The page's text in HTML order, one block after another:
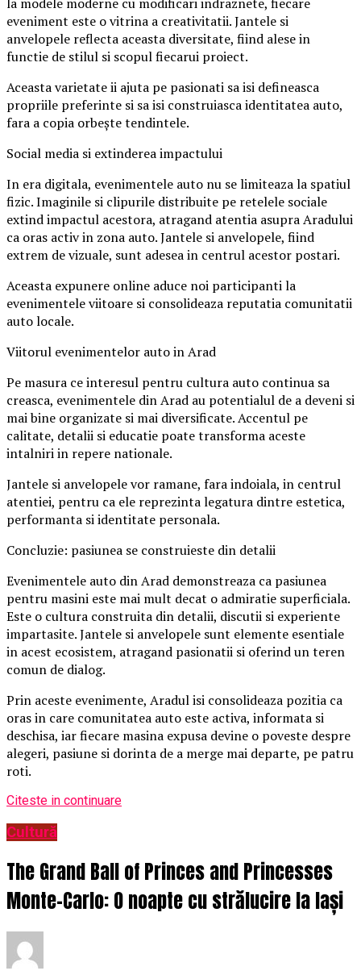
eveniment este o vitrina a creativitatii. Jantele si
anvelopele reflecta aceasta diversitate, fiind alese in
functie de stilul si scopul fiecarui proiect.
Aceasta varietate ii ajuta pe pasionati sa isi defineasca
propriile preferinte si sa isi construiasca identitatea auto,
fara a copia orbește tendintele.
Social media si extinderea impactului
In era digitala, evenimentele auto nu se limiteaza la spatiul
fizic. Imaginile si clipurile distribuite pe retelele sociale
extind impactul acestora, atragand atentia asupra Aradului
ca oras activ in zona auto. Jantele si anvelopele, fiind
extrem de vizuale, sunt adesea in centrul acestor postari.
Aceasta expunere online aduce noi participanti la
evenimentele viitoare si consolideaza reputatia comunitatii
auto locale.
Viitorul evenimentelor auto in Arad
Pe masura ce interesul pentru cultura auto continua sa
creasca, evenimentele din Arad au potentialul de a deveni si
mai bine organizate si mai diversificate. Accentul pe
calitate, detalii si educatie poate transforma aceste
intalniri in repere nationale.
Jantele si anvelopele vor ramane, fara indoiala, in centrul
atentiei, pentru ca ele reprezinta legatura dintre estetica,
performanta si identitate personala.
Concluzie: pasiunea se construieste din detalii
Evenimentele auto din Arad demonstreaza ca pasiunea
pentru masini este mai mult decat o admiratie superficiala.
Este o cultura construita din detalii, discutii si experiente
impartasite. Jantele si anvelopele sunt elemente esentiale
in acest ecosistem, atragand pasionatii si oferind un teren
comun de dialog.
Prin aceste evenimente, Aradul isi consolideaza pozitia ca
oras in care comunitatea auto este activa, informata si
deschisa, iar fiecare masina expusa devine o poveste despre
alegeri, pasiune si dorinta de a merge mai departe, pe patru
roti.
Citeste in continuare
Cultură
The Grand Ball of Princes and Princesses
Monte-Carlo: O noapte cu strălucire la Iași